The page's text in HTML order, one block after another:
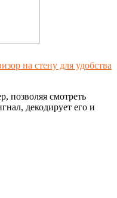
на стену для удобства
позволяя смотреть
декодирует его и